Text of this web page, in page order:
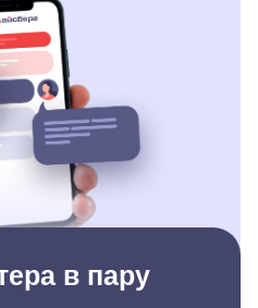
в пару